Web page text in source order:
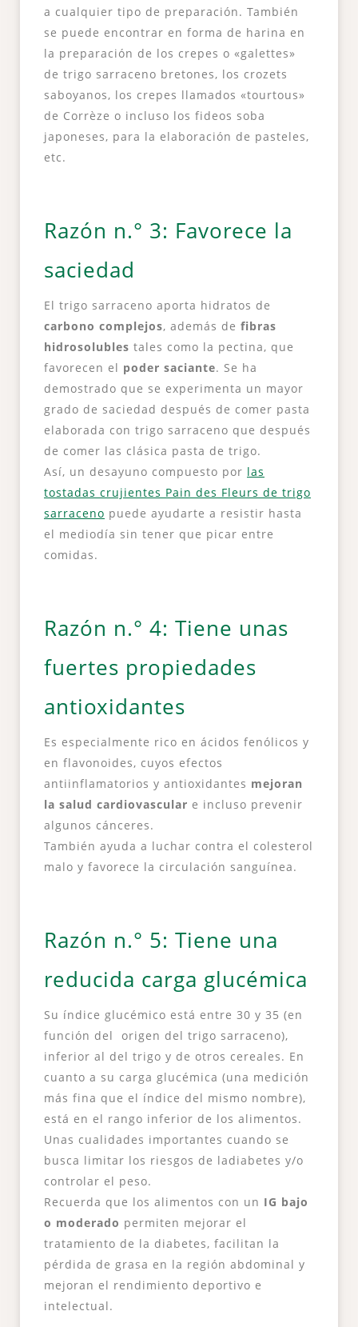
a cualquier tipo de preparación. También
se puede encontrar en forma de harina en
la preparación de los crepes o «galettes»
de trigo sarraceno bretones, los crozets
saboyanos, los crepes llamados «tourtous»
de Corrèze o incluso los fideos soba
japoneses, para la elaboración de pasteles,
etc.
Razón n.° 3: Favorece la
saciedad
El trigo sarraceno aporta hidratos de
carbono complejos, además de fibras
hidrosolubles tales como la pectina, que
favorecen el poder saciante. Se ha
demostrado que se experimenta un mayor
grado de saciedad después de comer pasta
elaborada con trigo sarraceno que después
de comer las clásica pasta de trigo.
Así, un desayuno compuesto por las
tostadas crujientes Pain des Fleurs de trigo
sarraceno puede ayudarte a resistir hasta
el mediodía sin tener que picar entre
comidas.
Razón n.° 4: Tiene unas
fuertes propiedades
antioxidantes
Es especialmente rico en ácidos fenólicos y
en flavonoides, cuyos efectos
antiinflamatorios y antioxidantes mejoran
la salud cardiovascular e incluso prevenir
algunos cánceres.
También ayuda a luchar contra el colesterol
malo y favorece la circulación sanguínea.
Razón n.° 5: Tiene una
reducida carga glucémica
Su índice glucémico está entre 30 y 35 (en
función del origen del trigo sarraceno),
inferior al del trigo y de otros cereales. En
cuanto a su carga glucémica (una medición
más fina que el índice del mismo nombre),
está en el rango inferior de los alimentos.
Unas cualidades importantes cuando se
busca limitar los riesgos de ladiabetes y/o
controlar el peso.
Recuerda que los alimentos con un IG bajo
o moderado permiten mejorar el
tratamiento de la diabetes, facilitan la
pérdida de grasa en la región abdominal y
mejoran el rendimiento deportivo e
intelectual.